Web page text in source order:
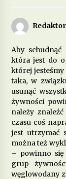
Aby schudnąć
która jest do
której
taka, w
usunąć
żywności
należy
czasu coś
jest utrzymać
można też
– powinno się
grup
węglowodany